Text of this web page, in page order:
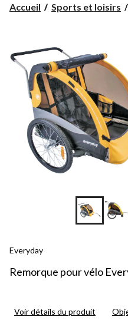
Accueil Sports et loisirs
Everyday
Remorque pour vélo
Voir détails du produit